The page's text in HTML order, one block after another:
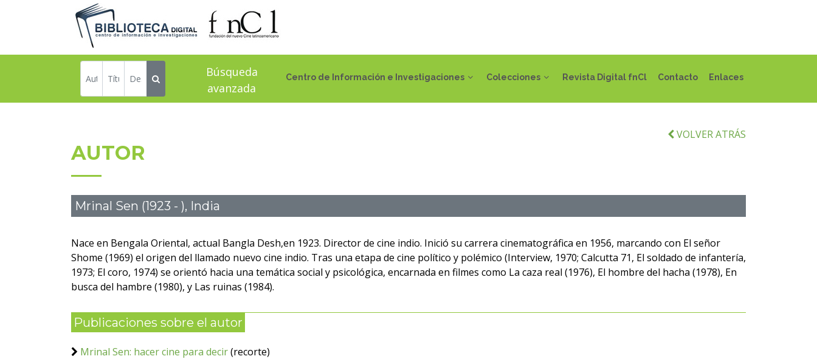
Centro de Información e Investigaciones Colecciones Revista Digital fnCl Contacto Enlaces
Búsqueda
avanzada
VOLVER ATRÁS
AUTOR
Mrinal Sen (1923 - ), India
Nace en Bengala Oriental, actual Bangla Desh,en 1923. Director de cine indio. Inició su carrera cinematográfica en 1956, marcando con El señor
Shome (1969) el origen del llamado nuevo cine indio. Tras una etapa de cine político y polémico (Interview, 1970; Calcutta 71, El soldado de infantería,
1973; El coro, 1974) se orientó hacia una temática social y psicológica, encarnada en filmes como La caza real (1976), El hombre del hacha (1978), En
busca del hambre (1980), y Las ruinas (1984).
Publicaciones sobre el autor
Mrinal Sen: hacer cine para decir(recorte)